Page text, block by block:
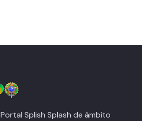
Splish Splash de âmbito